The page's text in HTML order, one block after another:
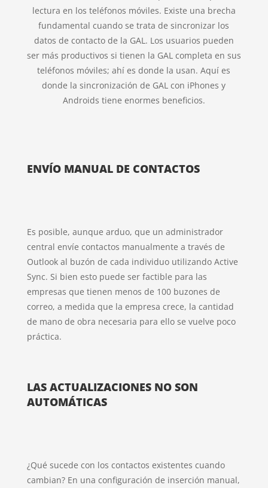
lectura en los teléfonos móviles. Existe una brecha
fundamental cuando se trata de sincronizar los
datos de contacto de la GAL. Los usuarios pueden
ser más productivos si tienen la GAL completa en sus
teléfonos móviles; ahí es donde la usan. Aquí es
donde la sincronización de GAL con iPhones y
Androids tiene enormes beneficios.
ENVÍO MANUAL DE CONTACTOS
Es posible, aunque arduo, que un administrador
central envíe contactos manualmente a través de
Outlook al buzón de cada individuo utilizando Active
Sync. Si bien esto puede ser factible para las
empresas que tienen menos de 100 buzones de
correo, a medida que la empresa crece, la cantidad
de mano de obra necesaria para ello se vuelve poco
práctica.
LAS ACTUALIZACIONES NO SON
AUTOMÁTICAS
¿Qué sucede con los contactos existentes cuando
cambian? En una configuración de inserción manual,